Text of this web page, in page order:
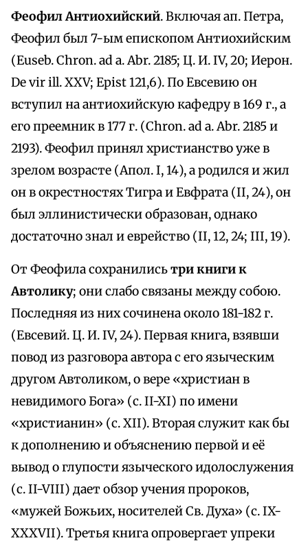
Феофил Антиохийский. Включая ап. Петра,
Феофил был 7-ым епископом Антиохийским
(Euseb. Chron. ad a. Abr. 2185; Ц. И. IV, 20; Иерон.
De vir ill. XXV; Epist 121,6). По Евсевию он
вступил на антиохийскую кафедру в 169 г., а
его преемник в 177 г. (Chron. ad a. Abr. 2185 и
2193). Феофил принял христианство уже в
зрелом возрасте (Апол. I, 14), а родился и жил
он в окрестностях Тигра и Евфрата (II, 24), он
был эллинистически образован, однако
достаточно знал и еврейство (II, 12, 24; III, 19).
От Феофила сохранилисьтри книги к
Автолику; они слабо связаны между собою.
Последняя из них сочинена около 181-182 г.
(Евсевий. Ц. И. IV, 24). Первая книга, взявши
повод из разговора автора с его языческим
другом Автоликом, о вере «христиан в
невидимого Бога» (с. II-XI) по имени
«христианин» (с. XII). Вторая служит как бы
к дополнению и объяснению первой и её
вывод о глупости языческого идолослужения
(с. II-VIII) дает обзор учения пророков,
«мужей Божьих, носителей Св. Духа» (с. IX-
XXXVII). Третья книга опровергает упреки